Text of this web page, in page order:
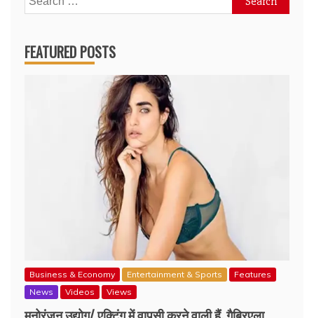
for:
FEATURED POSTS
Business & Economy Entertainment & Sports
Features
News
Videos Views
मनोरंजन उद्योग/ एक्टिंग में वापसी करने वाली हैं, गैब्रिएला